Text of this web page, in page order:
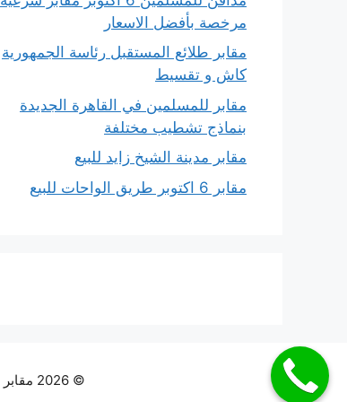
مرخصة بأفضل الاسعار
مقابر طلائع المستقبل رئاسة الجمهورية
كاش و تقسيط
مقابر للمسلمين في القاهرة الجديدة
بنماذج تشطيب مختلفة
مقابر مدينة الشيخ زايد للبيع
مقابر 6 اكتوبر طريق الواحات للبيع
© 2026 مقابر القاهرة الجديدة